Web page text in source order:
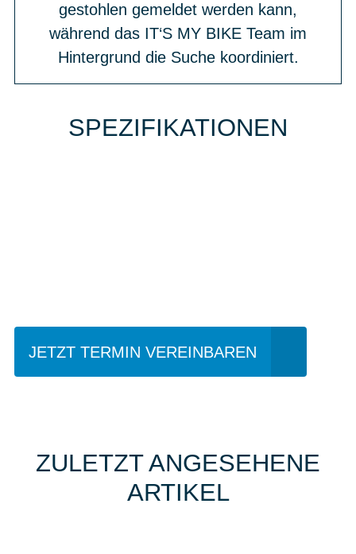
gestohlen gemeldet werden kann,
während das IT‘S MY BIKE Team im
Hintergrund die Suche koordiniert.
SPEZIFIKATIONEN
JETZT TERMIN VEREINBAREN
ZULETZT ANGESEHENE
ARTIKEL